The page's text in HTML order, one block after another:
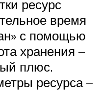
ресурс
время
с помощью
хранения –
плюс.
ресурса –